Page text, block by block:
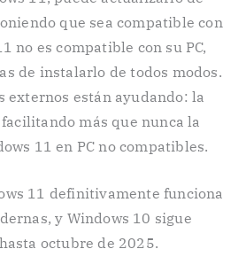
que sea compatible con
no es compatible con su PC,
de instalarlo de todos modos.
externos están ayudando: la
más que nunca la
11 en PC no compatibles.
11 definitivamente funciona
y Windows 10 sigue
octubre de 2025.